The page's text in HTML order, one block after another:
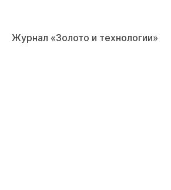
Журнал «Золото и технологии»